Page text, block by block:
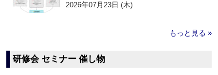
2026年07月23日 (木)
もっと見る »
研修会 セミナー 催し物